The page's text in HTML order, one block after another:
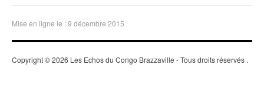
Mise en ligne le : 9 décembre 2015
Copyright © 2026 Les Echos du Congo Brazzaville - Tous droits réservés .